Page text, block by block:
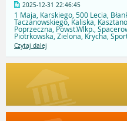
2025-12-31 22:46:45
1 Maja, Karskiego, 500 Lecia,
Taczanowskiego, Kaliska,
Poprzeczna, Powst.Wlkp.,
Piotrkowska, Zielona, Krycha,
Czytaj dalej